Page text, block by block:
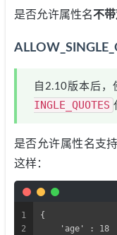
是否允许属性名不带
自2.10版本后，
INGLE_QUOTES
是否允许属性名支
这样：
1
2
{
    'age' : 18